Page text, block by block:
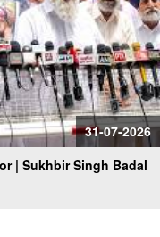
31-07-2026
| Sukhbir Singh Badal